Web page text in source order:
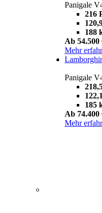
Panigale
216
188
Ab 54.500
Mehr
Panigale
185
Ab 74.400
Mehr